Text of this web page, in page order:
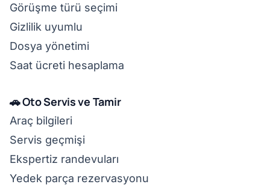
Görüşme türü seçimi
Gizlilik uyumlu
Dosya yönetimi
Saat ücreti hesaplama
🚗 Oto Servis ve Tamir
Araç bilgileri
Servis geçmişi
Ekspertiz randevuları
Yedek parça rezervasyonu